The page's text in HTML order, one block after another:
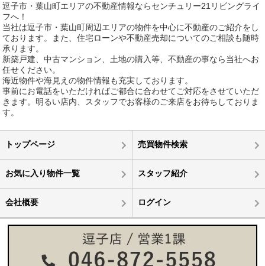
逗子市・葉山町エリアの不動産情報ならセンチュリー21リビングライ
フへ！
当社は逗子市・葉山町周辺エリアの物件を中心に不動産のご紹介をし
ております。また、住宅ローンや不動産売却についてのご相談も随時
承ります。
新築戸建、中古マンション、土地の購入等、不動産の事なら当社へお
任せください。
海近物件や海見えの物件情報も充実しております。
事前にお電話をいただければご都合に合わせてご対応をさせていただ
きます。明るい店内、スタッフでお客様のご来店をお待ちしておりま
す。
トップページ 売買物件検索
お気に入り物件一覧 スタッフ紹介
会社概要 ログイン